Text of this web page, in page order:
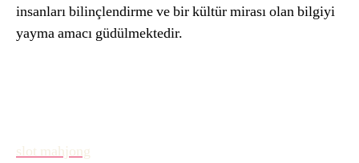
insanları bilinçlendirme ve bir kültür mirası olan bilgiyi
yayma amacı güdülmektedir.
slot mahjong